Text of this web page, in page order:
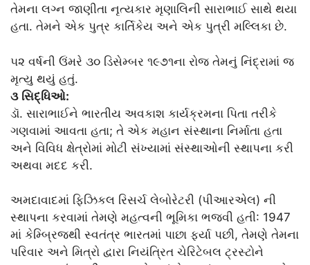
તેમના લગ્ન જાણીતા નૃત્યકાર મૃણાલિની સારાભાઈ‎‎ સાથે થયા
હતા. તેમને એક પુત્ર કાર્તિકેય અને એક પુત્રી મલ્લિકા છે.
૫૨ વર્ષની ઉંમરે ૩૦ ડિસેમ્બર ૧૯૭૧ના રોજ તેમનું નિંદ્રામાં જ
મૃત્યુ થયું હતું.
૩ સિદ્ધિઓ:
ડૉ. સારાભાઈને ભારતીય અવકાશ કાર્યક્રમના પિતા તરીકે
ગણવામાં આવતા હતા; તે એક મહાન સંસ્થાના નિર્માતા હતા
અને વિવિધ ક્ષેત્રોમાં મોટી સંખ્યામાં સંસ્થાઓની સ્થાપના કરી
અથવા મદદ કરી.
અમદાવાદમાં ફિઝિકલ રિસર્ચ લેબોરેટરી (પીઆરએલ) ની
સ્થાપના કરવામાં તેમણે મહત્વની ભૂમિકા ભજવી હતી: 1947
માં કેમ્બ્રિજથી સ્વતંત્ર ભારતમાં પાછા ફર્યા પછી, તેમણે તેમના
પરિવાર અને મિત્રો દ્વારા નિયંત્રિત ચેરિટેબલ ટ્રસ્ટોને